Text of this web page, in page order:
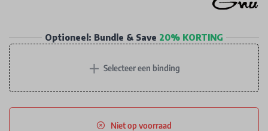
Optioneel: Bundle & Save 20% KORTING
+ Selecteer een binding
Niet op voorraad